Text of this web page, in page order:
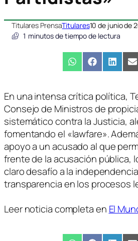
Titulares PrensaTitulares10 de junio de
1 minutos de tiempo de lectura
Compartir
en
WhatsAppCompartir
en
Facebook
en
En una intensa crítica política,
Consejo de Ministros de
sistemático contra la Justicia,
fomentando el «lawfare».
apoyo a un acusado al que
frente de la acusación pública,
claro desafío a la
transparencia en los procesos
Leer noticia completa en El